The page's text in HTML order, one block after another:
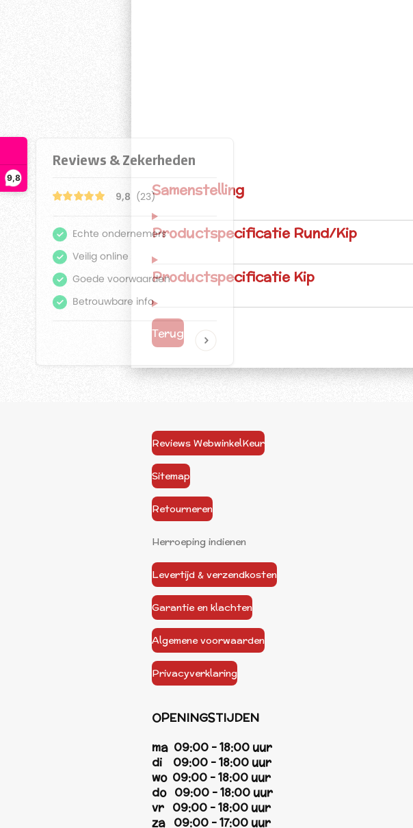
9,8
Samenstelling
Productspecificatie Rund/Kip
Productspecificatie Kip
Terug
Reviews WebwinkelKeur
Sitemap
Retourneren
Herroeping indienen
Levertijd & verzendkosten
Garantie en klachten
Algemene voorwaarden
Privacyverklaring
OPENINGSTIJDEN
ma 09:00 - 18:00 uur
di 09:00 - 18:00 uur
wo 09:00 - 18:00 uur
do 09:00 - 18:00 uur
vr 09:00 - 18:00 uur
za 09:00 - 17:00 uur